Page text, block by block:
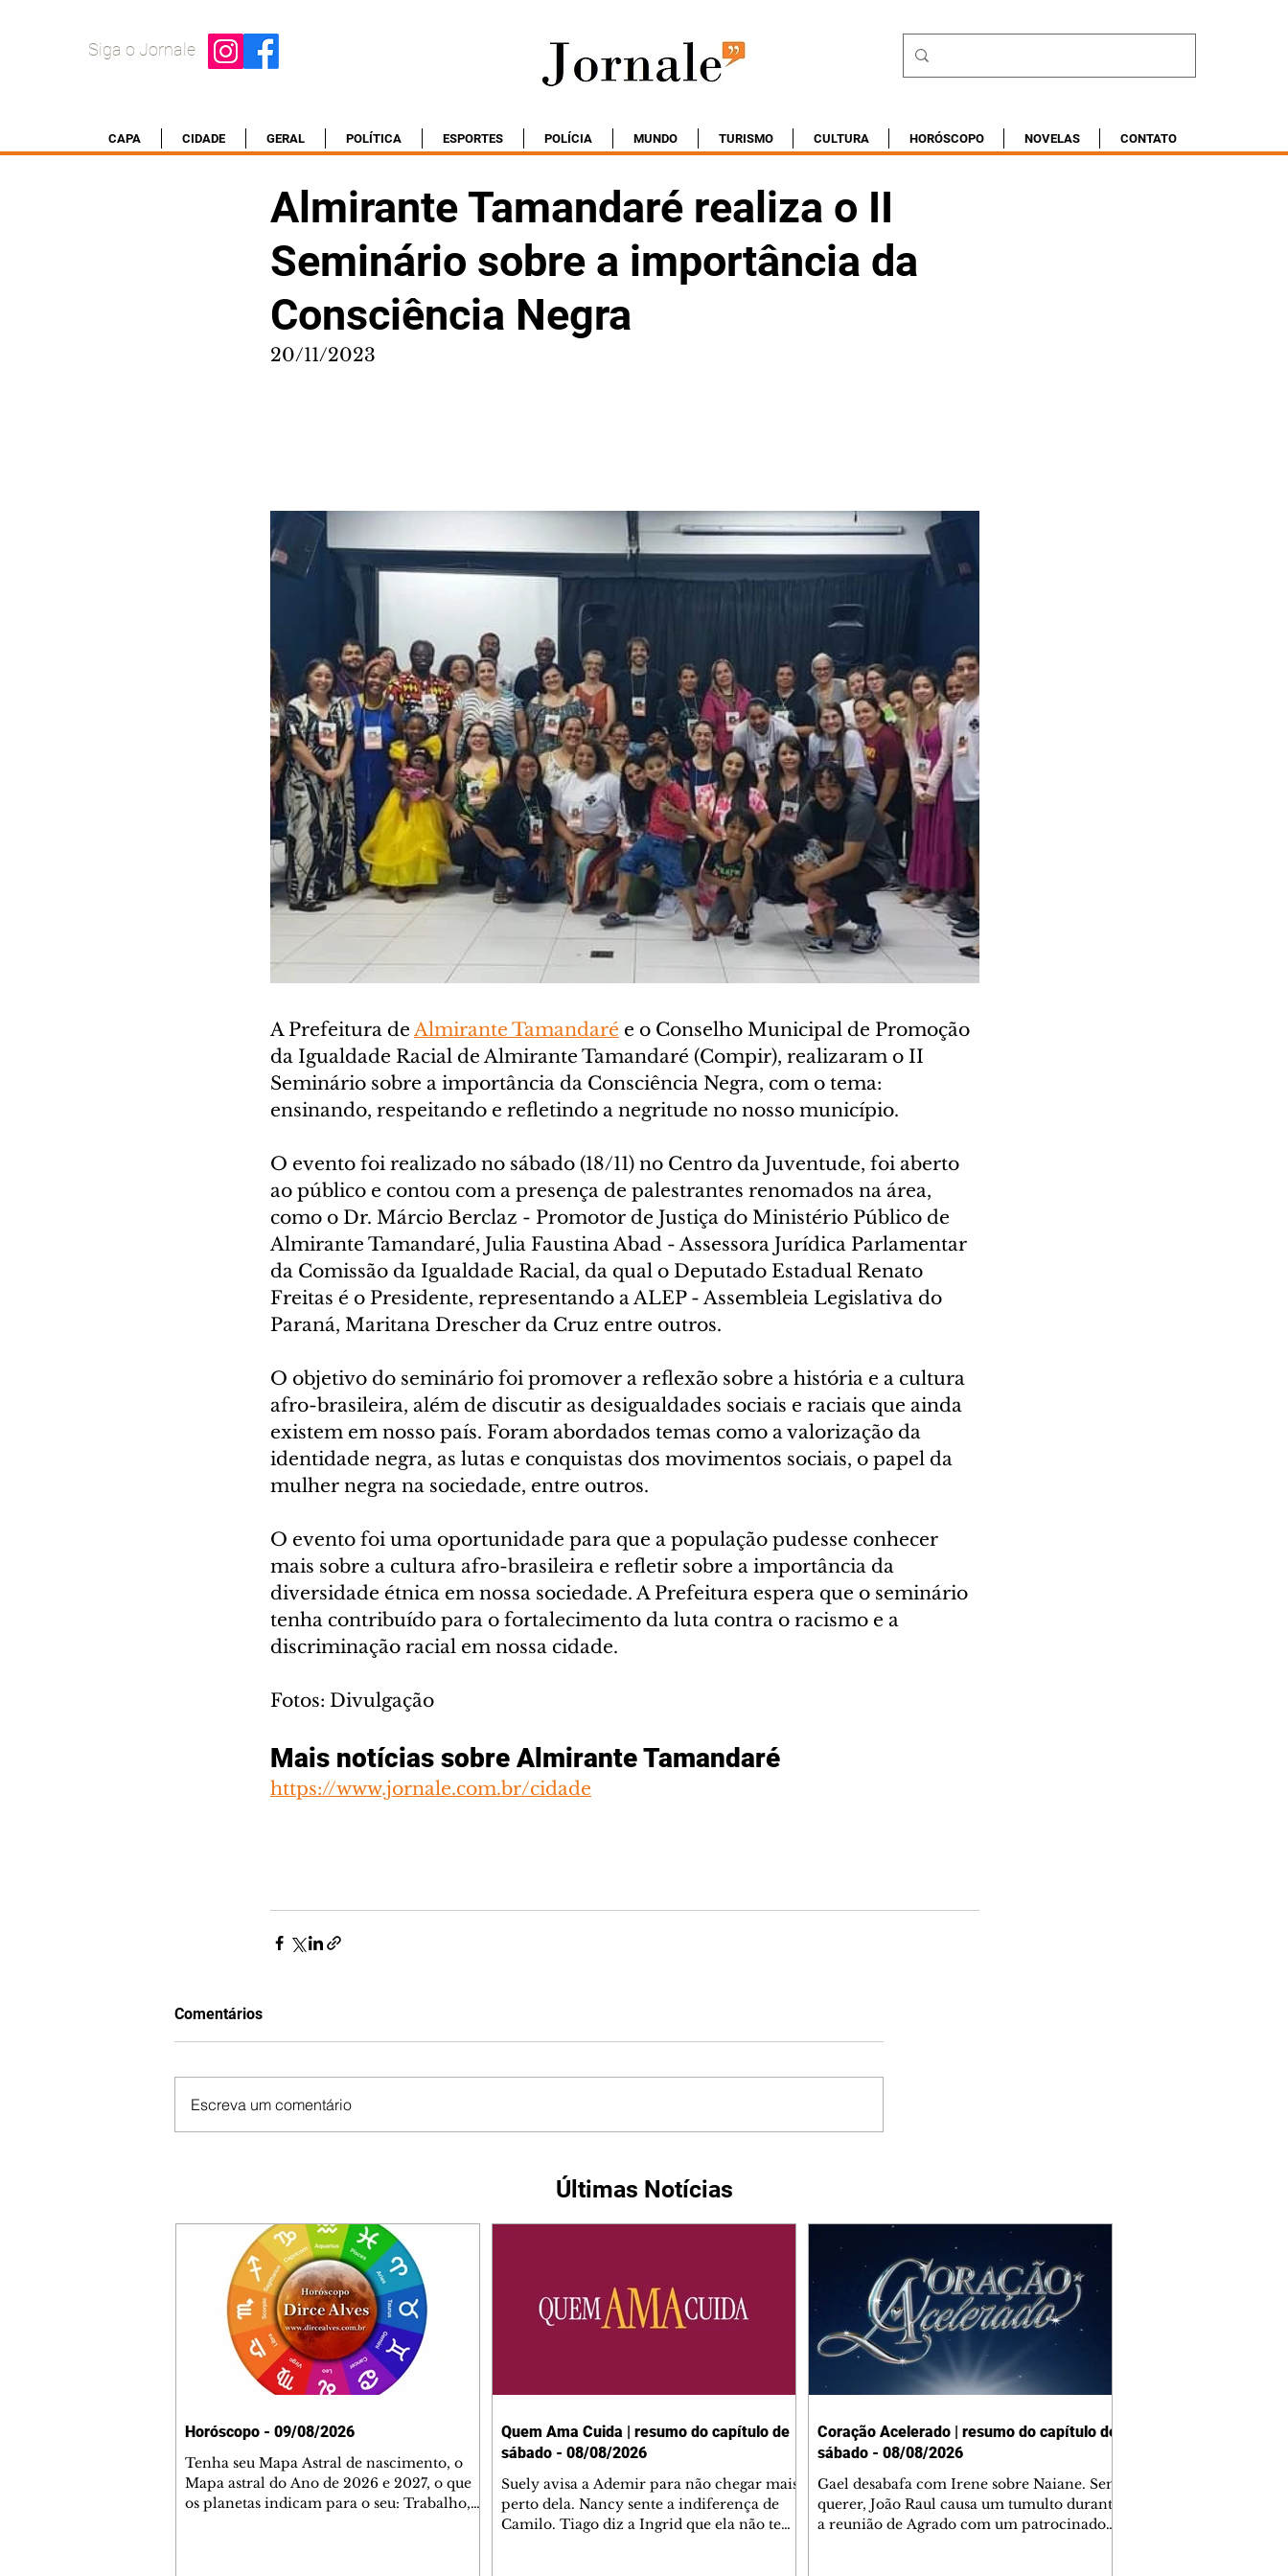
Siga o Jornale
CAPA CIDADE GERAL POLÍTICA ESPORTES POLÍCIA MUNDO TURISMO CULTURA HORÓSCOPO NOVELAS CONTATO
Almirante Tamandaré realiza o II
Seminário sobre a importância da
Consciência Negra
20/11/2023
A Prefeitura de Almirante Tamandaré e o Conselho Municipal de Promoção
da Igualdade Racial de Almirante Tamandaré (Compir), realizaram o II
Seminário sobre a importância da Consciência Negra, com o tema:
ensinando, respeitando e refletindo a negritude no nosso município.
O evento foi realizado no sábado (18/11) no Centro da Juventude, foi aberto
ao público e contou com a presença de palestrantes renomados na área,
como o Dr. Márcio Berclaz - Promotor de Justiça do Ministério Público de
Almirante Tamandaré, Julia Faustina Abad - Assessora Jurídica Parlamentar
da Comissão da Igualdade Racial, da qual o Deputado Estadual Renato
Freitas é o Presidente, representando a ALEP - Assembleia Legislativa do
Paraná, Maritana Drescher da Cruz entre outros.
O objetivo do seminário foi promover a reflexão sobre a história e a cultura
afro-brasileira, além de discutir as desigualdades sociais e raciais que ainda
existem em nosso país. Foram abordados temas como a valorização da
identidade negra, as lutas e conquistas dos movimentos sociais, o papel da
mulher negra na sociedade, entre outros.
O evento foi uma oportunidade para que a população pudesse conhecer
mais sobre a cultura afro-brasileira e refletir sobre a importância da
diversidade étnica em nossa sociedade. A Prefeitura espera que o seminário
tenha contribuído para o fortalecimento da luta contra o racismo e a
discriminação racial em nossa cidade.
Fotos: Divulgação
Mais notícias sobre Almirante Tamandaré
https://www.jornale.com.br/cidade
Comentários
Escreva um comentário
Últimas Notícias
Horóscopo - 09/08/2026
Tenha seu Mapa Astral de nascimento, o
Mapa astral do Ano de 2026 e 2027, o que
os planetas indicam para o seu: Trabalho,
Quem Ama Cuida | resumo do capítulo de
sábado - 08/08/2026
Suely avisa a Ademir para não chegar mais
perto dela. Nancy sente a indiferença de
Camilo. Tiago diz a Ingrid que ela não tem
Coração Acelerado | resumo do capítulo de
sábado - 08/08/2026
Gael desabafa com Irene sobre Naiane. Sem
querer, João Raul causa um tumulto durante
a reunião de Agrado com um patrocinador.